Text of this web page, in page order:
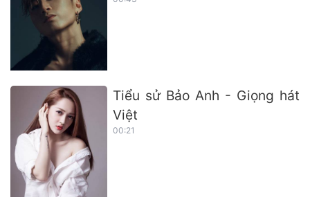
Tiểu sử Bảo Anh - Giọng hát
Việt
00:21